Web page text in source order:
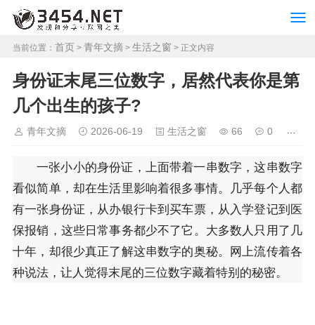
当前位置： 首页 > 青年文摘 > 生活之窗 > 正文内容
身份证末尾三位数字，居然代表你是第
几个出生的孩子?
青年文摘 2026-06-19 生活之窗 66 0
一张小小的身份证，上面带着一串数字，这串数字
看似简单，却在生活里影响着很多事情。几乎每个人都
有一张身份证，从办银行卡到买车票，从入学登记到医
保报销，这些日常事务都少不了它。大多数人只用了几
十年，却很少真正了解这串数字的奥秘。网上流传着各
种说法，让人觉得末尾的三位数字藏着特别的秘密。